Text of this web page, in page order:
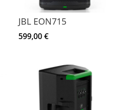
JBL EON715
599,00€